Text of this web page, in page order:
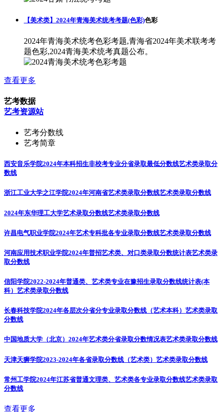
【美术类】2024年青海美术统考考题(色彩)色彩
2024年青海美术统考色彩考题,青海省2024年美术联考考
题色彩,2024青海美术统考真题公布。
查看更多
艺考数据
艺考资源站
艺考分数线
艺考简章
西安音乐学院2024年本科招生非校考专业分省录取最低分数线艺术类录取分
数线
浙江工业大学之江学院2024年河南省艺术类录取分数线艺术类录取分数线
2024年东华理工大学艺术录取分数线艺术类录取分数线
许昌电气职业学院2024年艺术专科批各专业录取分数线艺术类录取分数线
河南应用技术职业学院2024年普招艺术类、对口类录取分数统计表艺术类录
取分数线
信阳学院2022-2024年普通类、艺术类专业在豫招生录取分数线统计表(本
科） 艺术类录取分数线
长春科技学院2024年各层次分省分专业录取分数线（艺术本科） 艺术类录取
分数线
中国地质大学（北京）2024年艺术类分省录取分数情况表艺术类录取分数线
天津天狮学院2023-2024年各省录取分数线（艺术类） 艺术类录取分数线
常州工学院2024年江苏省普通文理类、艺术类各专业录取分数线艺术类录取
分数线
查看更多